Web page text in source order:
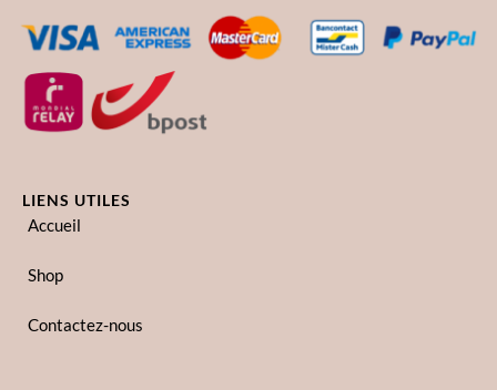
LIENS UTILES
Accueil
Shop
Contactez-nous